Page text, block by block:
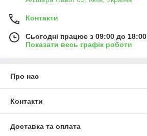
Контакти
Сьогодні працює з 09:00 до 18:00
Показати весь графік роботи
Про нас
Контакти
Доставка та оплата